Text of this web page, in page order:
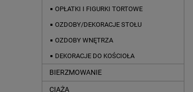
OPŁATKI I FIGURKI TORTOWE
OZDOBY/DEKORACJE STOŁU
OZDOBY WNĘTRZA
DEKORACJE DO KOŚCIOŁA
BIERZMOWANIE
CIĄŻA